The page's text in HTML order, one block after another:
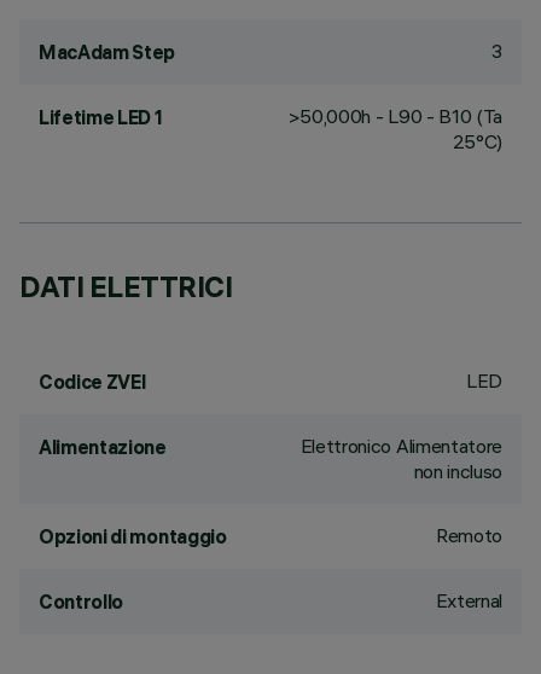
MacAdam Step 3
Lifetime LED 1
>50,000h - L90 - B10 (Ta
25°C)
DATI ELETTRICI
Codice ZVEI LED
Alimentazione
Elettronico Alimentatore
non incluso
Opzioni di montaggio Remoto
Controllo External